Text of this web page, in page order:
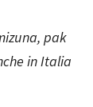
pak
in Italia